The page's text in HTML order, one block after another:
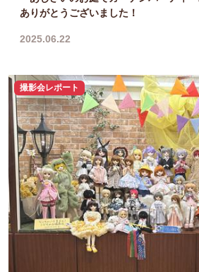
ありがとうございました！
2025.06.22
撮影会レポート